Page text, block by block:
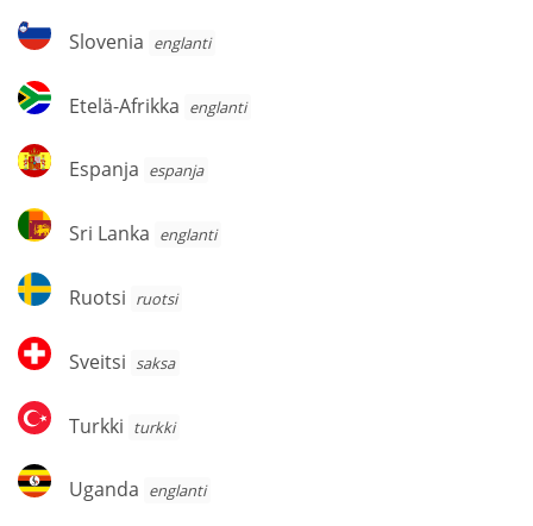
Slovenia
Slovenia englanti
Etelä-
Afrikka
Etelä-Afrikka englanti
Espanja
Espanja espanja
Sri
Lanka
Sri Lanka englanti
Ruotsi
Ruotsi ruotsi
Sveitsi
Sveitsi saksa
Turkki
Turkki turkki
Uganda
Uganda englanti